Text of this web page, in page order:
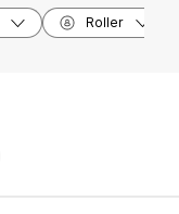
Roller